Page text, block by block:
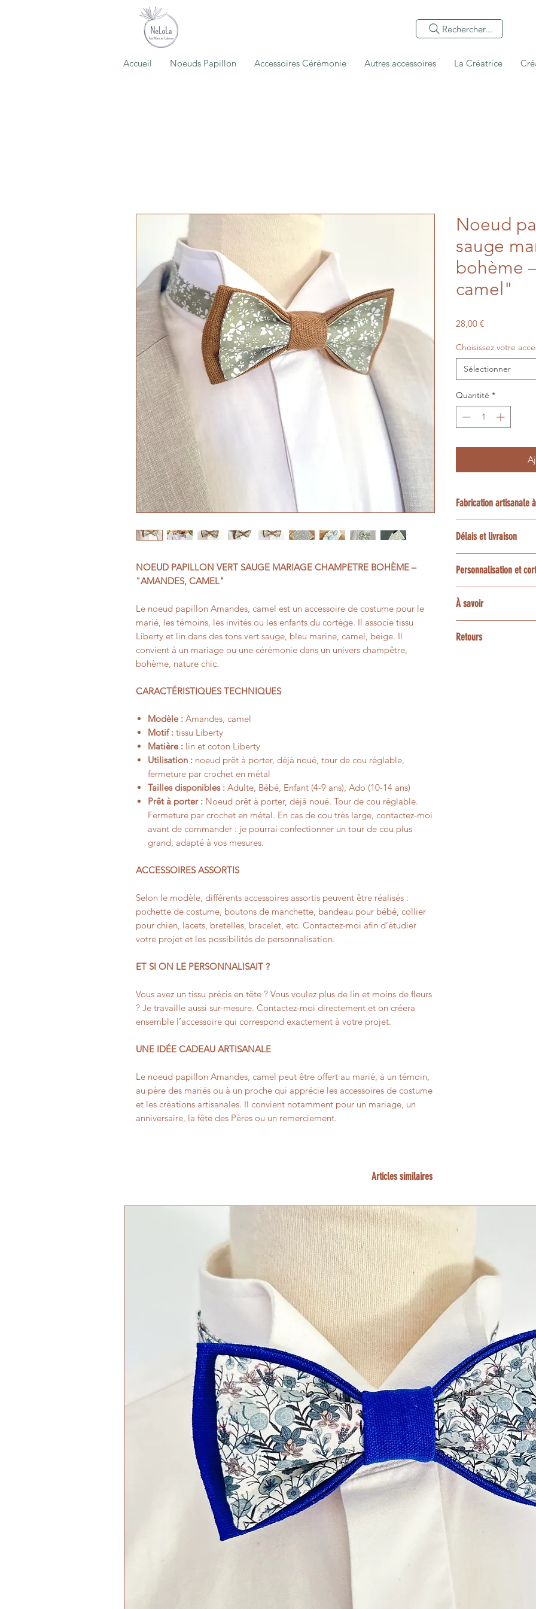
Rechercher...
Accueil Noeuds Papillon Accessoires Cérémonie Autres accessoires La Créatrice
NOEUD PAPILLON VERT SAUGE MARIAGE CHAMPETRE BOHÈME –
"AMANDES, CAMEL"
Le noeud papillon Amandes, camel est un accessoire de costume pour le
marié, les témoins, les invités ou les enfants du cortège. Il associe tissu
Liberty et lin dans des tons vert sauge, bleu marine, camel, beige. Il
convient à un mariage ou une cérémonie dans un univers champêtre,
bohème, nature chic.
CARACTÉRISTIQUES TECHNIQUES
Modèle : Amandes, camel
Motif : tissu Liberty
Matière : lin et coton Liberty
Utilisation : noeud prêt à porter, déjà noué, tour de cou réglable,
fermeture par crochet en métal
Tailles disponibles : Adulte, Bébé, Enfant (4-9 ans), Ado (10-14 ans)
Prêt à porter : Noeud prêt à porter, déjà noué. Tour de cou réglable.
Fermeture par crochet en métal. En cas de cou très large, contactez-moi
avant de commander : je pourrai confectionner un tour de cou plus
grand, adapté à vos mesures.
ACCESSOIRES ASSORTIS
Selon le modèle, différents accessoires assortis peuvent être réalisés :
pochette de costume, boutons de manchette, bandeau pour bébé, collier
pour chien, lacets, bretelles, bracelet, etc. Contactez-moi afin d’étudier
votre projet et les possibilités de personnalisation.
ET SI ON LE PERSONNALISAIT ?
Vous avez un tissu précis en tête ? Vous voulez plus de lin et moins de fleurs
? Je travaille aussi sur-mesure. Contactez-moi directement et on créera
ensemble l’accessoire qui correspond exactement à votre projet.
UNE IDÉE CADEAU ARTISANALE
Le noeud papillon Amandes, camel peut être offert au marié, à un témoin,
au père des mariés ou à un proche qui apprécie les accessoires de costume
et les créations artisanales. Il convient notamment pour un mariage, un
anniversaire, la fête des Pères ou un remerciement.
Noeud
sauge
bohème
camel"
28,00 €Prix
Choisissez votre
Sélectionner
Quantité *
Fabrication artisanale
la demande dans
Luberon en
création sur mesure
projet : choix du
demande
ensemble les
Délais et livraison
confection et
Une option express
contactez-moi
Personnalisation et
accessoires
enfant ou bébé,
bracelets, barrettes,
À savoir
écrans.
Retours
Articles similaires